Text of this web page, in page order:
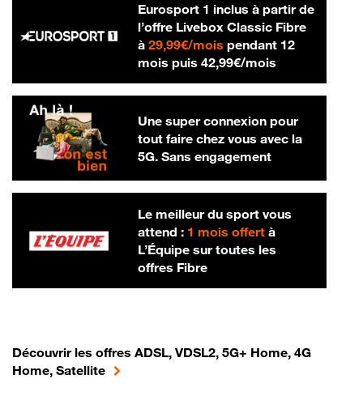
Eurosport 1 inclus à partir de
l’offre Livebox Classic Fibre
à 29,99€/mois29,99 € par mois
pendant 12
mois puis 42,99€/mois42,99 € par
Une super connexion pour
tout faire chez vous avec la
5G. Sans engagement
Le meilleur du sport vous
attend : 1 mois offertà
L’Équipe sur toutes les
offres Fibre
Découvrir les offres ADSL, VDSL2, 5G+ Home, 4G
Home, Satellite